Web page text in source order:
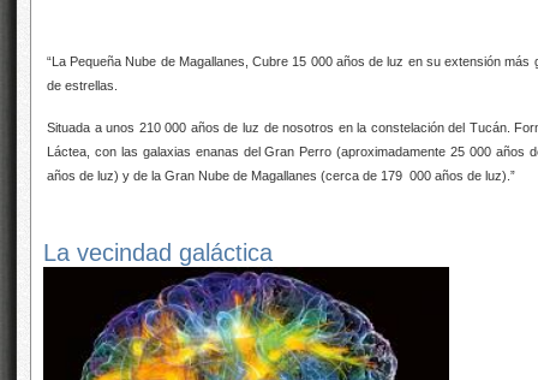
“La Pequeña Nube de Magallanes, Cubre 15 000 años de luz en su extensión
de estrellas.
Situada a unos 210 000 años de luz de nosotros en la constelación del Tucán.
Láctea, con las galaxias enanas del Gran Perro (aproximadamente 25 000 años
años de luz) y de la Gran Nube de Magallanes (cerca de 179 000 años de luz).”
La vecindad galáctica